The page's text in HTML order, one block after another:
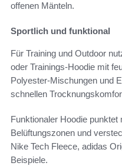
offenen Mänteln.
Sportlich und funktional
Für Training und Outdoor
oder Trainings-Hoodie mit
Polyester-Mischungen und
schnellen
Funktionaler Hoodie
Belüftungszonen und
Nike Tech Fleece, adidas
Beispiele.